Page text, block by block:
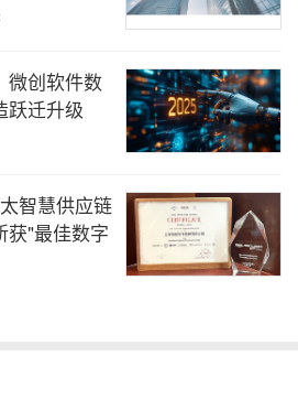
微创软件数
跃迁升级
智慧供应链
获"最佳数字